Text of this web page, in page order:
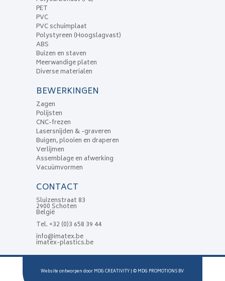
PET
PVC
PVC schuimplaat
Polystyreen (Hoogslagvast)
ABS
Buizen en staven
Meerwandige platen
Diverse materialen
BEWERKINGEN
Zagen
Polijsten
CNC-frezen
Lasersnijden & -graveren
Buigen, plooien en draperen
Verlijmen
Assemblage en afwerking
Vacuümvormen
CONTACT
Sluizenstraat 83
2900 Schoten
België
Tel. +32 (0)3 658 39 44
info@imatex.be
imatex-plastics.be
Website ontworpen door MDG CREATIVITY | © MDG PROMOTIONS BV